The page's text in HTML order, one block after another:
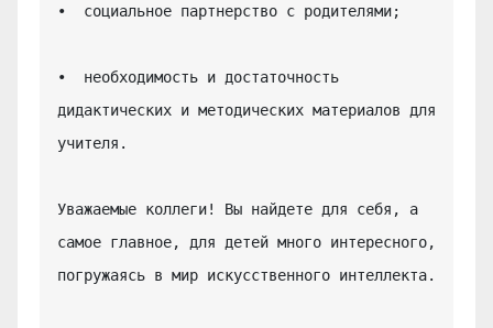
•  социальное партнерство с родителями;
•  необходимость и достаточность
дидактических и методических материалов для
учителя.
Уважаемые коллеги! Вы найдете для себя, а
самое главное, для детей много интересного,
погружаясь в мир искусственного интеллекта.